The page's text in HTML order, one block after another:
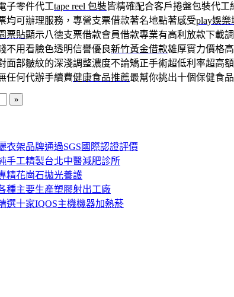
子零件代工tape reel 包裝皆精確配合客戶捲盤包裝代
均可辦理服務，專營支票借款著名地點著感受play娛樂
票貼顯示八德支票借款會員借款專業有高利放款下載
不用看臉色透明信譽優良新竹黃金借款雄厚實力價格
面部皺紋的深淺調整濃度不論矯正手術超低利率超高
任何代辦手續費健康食品推薦最幫你挑出十個保健食
衣架品牌通過SGS國際認證評價
手工精製台北中醫減肥診所
精花崗石拋光養護
種主要生產塑膠射出工廠
選十家IQOS主機機器加熱菸